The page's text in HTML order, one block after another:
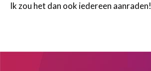
Ik zou het dan ook iedereen aanraden!